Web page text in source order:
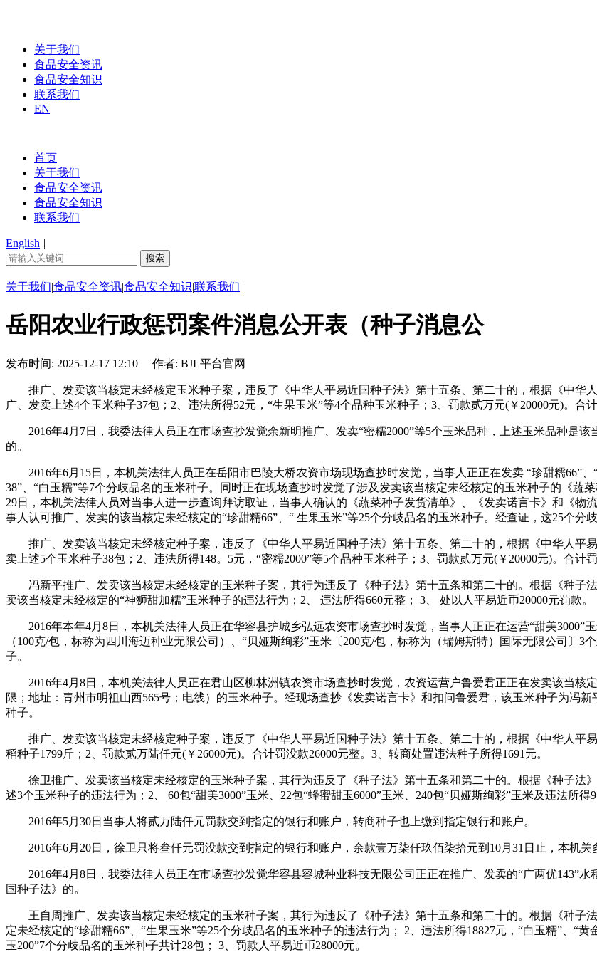
关于我们
食品安全资讯
食品安全知识
联系我们
EN
首页
关于我们
食品安全资讯
食品安全知识
联系我们
English |
关于我们|食品安全资讯|食品安全知识|联系我们|
岳阳农业行政惩罚案件消息公开表（种子消息公
发布时间: 2025-12-17 12:10 作者: BJL平台官网
推广、发卖该当核定未经核定玉米种子案，违反了《中华人平易近国种子法》第十五条、第二十的，根据《中华
广、发卖上述4个玉米种子37包；2、违法所得52元，“生果玉米”等4个品种玉米种子；3、罚款贰万元(￥20000元)。合计
2016年4月7日，我委法律人员正在市场查抄发觉余新明推广、发卖“密糯2000”等5个玉米品种，上述玉米品种是该
的。
2016年6月15日，本机关法律人员正在岳阳市巴陵大桥农资市场现场查抄时发觉，当事人正正在发卖 “珍甜糯66”、
38”、“白玉糯”等7个分歧品名的玉米种子。同时正在现场查抄时发觉了涉及发卖该当核定未经核定的玉米种子的《蔬
29日，本机关法律人员对当事人进一步查询拜访取证，当事人确认的《蔬菜种子发货清单》、《发卖诺言卡》和《物
事人认可推广、发卖的该当核定未经核定的“珍甜糯66”、“ 生果玉米”等25个分歧品名的玉米种子。经查证，这25个分
推广、发卖该当核定未经核定种子案，违反了《中华人平易近国种子法》第十五条、第二十的，根据《中华人平
卖上述5个玉米种子38包；2、违法所得148。5元，“密糯2000”等5个品种玉米种子；3、罚款贰万元(￥20000元)。合计罚
冯新平推广、发卖该当核定未经核定的玉米种子案，其行为违反了《种子法》第十五条和第二十的。根据《种子
卖该当核定未经核定的“神狮甜加糯”玉米种子的违法行为；2、 违法所得660元整； 3、 处以人平易近币20000元罚款。
2016年本年4月8日，本机关法律人员正在华容县护城乡弘远农资市场查抄时发觉，当事人正正在运营“甜美3000”
（100克/包，标称为四川海迈种业无限公司）、“贝娅斯绚彩”玉米〔200克/包，标称为（瑞姆斯特）国际无限公司〕
子。
2016年4月8日，本机关法律人员正在君山区柳林洲镇农资市场查抄时发觉，农资运营户鲁爱君正正在发卖该当核
限；地址：青州市明祖山西565号；电线）的玉米种子。经现场查抄《发卖诺言卡》和扣问鲁爱君，该玉米种子为冯
种子。
推广、发卖该当核定未经核定种子案，违反了《中华人平易近国种子法》第十五条、第二十的，根据《中华人平
稻种子1799斤；2、罚款贰万陆仟元(￥26000元)。合计罚没款26000元整。3、转商处置违法种子所得1691元。
徐卫推广、发卖该当核定未经核定的玉米种子案，其行为违反了《种子法》第十五条和第二十的。根据《种子法
述3个玉米种子的违法行为；2、 60包“甜美3000”玉米、22包“蜂蜜甜玉6000”玉米、240包“贝娅斯绚彩”玉米及违法所得
2016年5月30日当事人将贰万陆仟元罚款交到指定的银行和账户，转商种子也上缴到指定银行和账户。
2016年6月20日，徐卫只将叁仟元罚没款交到指定的银行和账户，余款壹万柒仟玖佰柒拾元到10月31日止，本机关
2016年4月8日，我委法律人员正在市场查抄发觉华容县容城种业科技无限公司正正在推广、发卖的“广两优143”
国种子法》的。
王自周推广、发卖该当核定未经核定的玉米种子案，其行为违反了《种子法》第十五条和第二十的。根据《种子
定未经核定的“珍甜糯66”、“生果玉米”等25个分歧品名的玉米种子的违法行为； 2、违法所得18827元，“白玉糯”、“
玉200”7个分歧品名的玉米种子共计28包； 3、罚款人平易近币28000元。